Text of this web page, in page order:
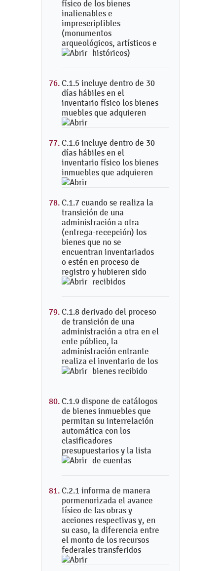
físico de los bienes
inalienables e
imprescriptibles
(monumentos
arqueológicos, artísticos e
históricos)
C.1.5 incluye dentro de 30
días hábiles en el
inventario físico los bienes
muebles que adquieren
C.1.6 incluye dentro de 30
días hábiles en el
inventario físico los bienes
inmuebles que adquieren
C.1.7 cuando se realiza la
transición de una
administración a otra
(entrega-recepción) los
bienes que no se
encuentran inventariados
o estén en proceso de
registro y hubieren sido
recibidos
C.1.8 derivado del proceso
de transición de una
administración a otra en el
ente público, la
administración entrante
realiza el inventario de los
bienes recibido
C.1.9 dispone de catálogos
de bienes inmuebles que
permitan su interrelación
automática con los
clasificadores
presupuestarios y la lista
de cuentas
C.2.1 informa de manera
pormenorizada el avance
físico de las obras y
acciones respectivas y, en
su caso, la diferencia entre
el monto de los recursos
federales transferidos